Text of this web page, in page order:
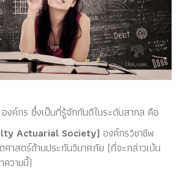
งค์กร ซึ่งเป็นที่รู้จักกันดีในระดับสากล คือ
Actuarial Society) องค์กรวิชาชีพ
าสตร์ด้านประกันวินาศภัย (ที่จะกล่าวเน้น
ความนี้)